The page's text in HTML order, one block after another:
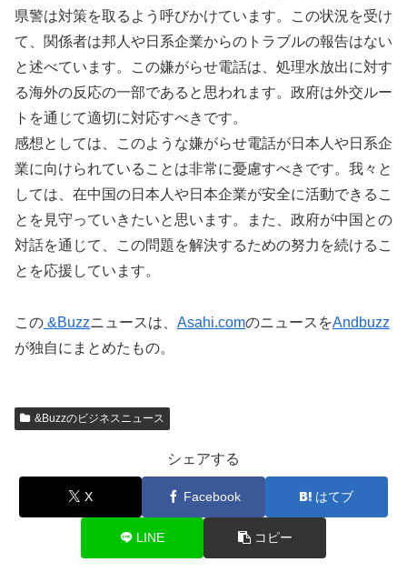
県警は対策を取るよう呼びかけています。この状況を受け
て、関係者は邦人や日系企業からのトラブルの報告はない
と述べています。この嫌がらせ電話は、処理水放出に対す
る海外の反応の一部であると思われます。政府は外交ルー
トを通じて適切に対応すべきです。
感想としては、このような嫌がらせ電話が日本人や日系企
業に向けられていることは非常に憂慮すべきです。我々と
しては、在中国の日本人や日本企業が安全に活動できるこ
とを見守っていきたいと思います。また、政府が中国との
対話を通じて、この問題を解決するための努力を続けるこ
とを応援しています。
この &Buzzニュースは、 Asahi.comのニュースをAndbuzz
が独自にまとめたもの。
&Buzzのビジネスニュース
シェアする
X Facebook はてブ
LINE コピー